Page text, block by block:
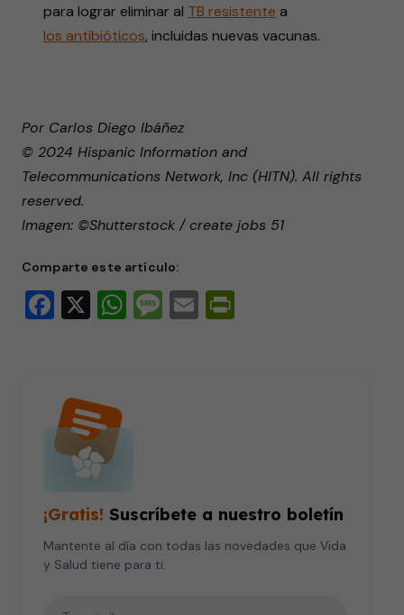
para lograr eliminar al TB resistente a
los antibióticos, incluidas nuevas vacunas.
Por Carlos Diego Ibáñez
© 2024 Hispanic Information and
Telecommunications Network, Inc (HITN). All rights
reserved.
Imagen: ©Shutterstock / create jobs 51
Comparte este artículo:
Facebook
X WhatsApp
Message
Email
¡Gratis! Suscríbete a nuestro boletín
Mantente al día con todas las novedades que Vida
y Salud tiene para ti.